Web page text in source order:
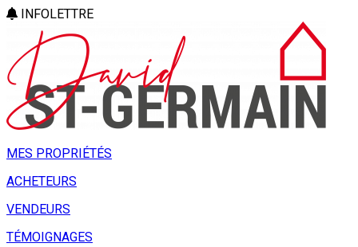
INFOLETTRE
MES PROPRIÉTÉS
ACHETEURS
VENDEURS
TÉMOIGNAGES